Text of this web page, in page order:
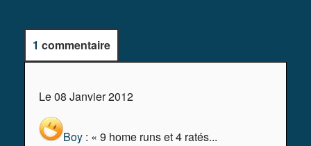
1 commentaire
Le 08 Janvier 2012
Boy : « 9 home runs et 4 ratés...